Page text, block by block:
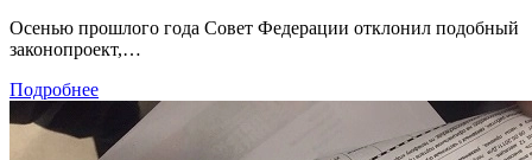
Осенью прошлого года Совет Федерации отклонил подобный
законопроект,…
Подробнее